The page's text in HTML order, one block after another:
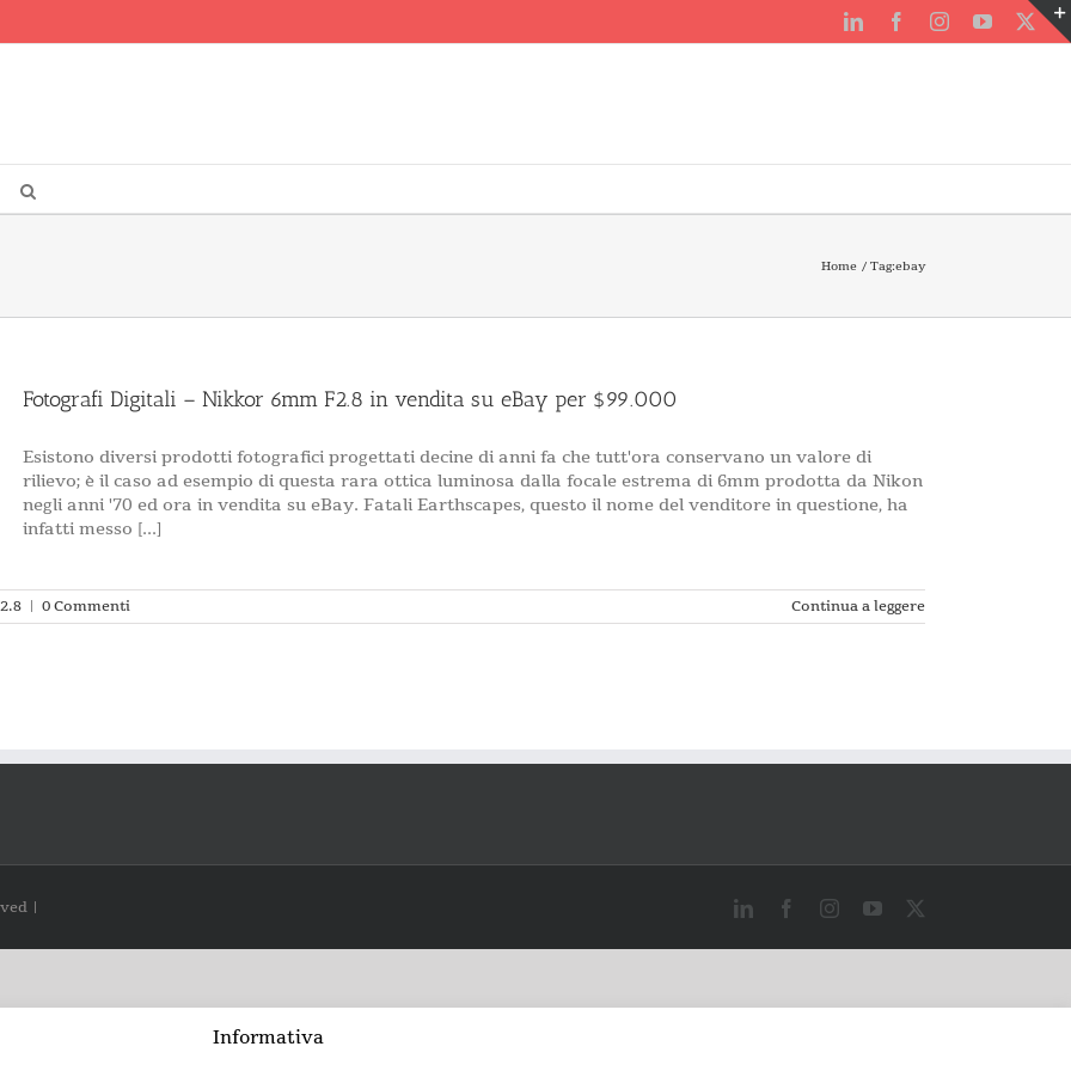
LinkedInFacebookInstagramYouTube
X
Home Tag:ebay
Fotografi Digitali – Nikkor 6mm F2.8 in vendita su eBay per $99.000
Esistono diversi prodotti fotografici progettati decine di anni fa che tutt'ora conservano un valore di
rilievo; è il caso ad esempio di questa rara ottica luminosa dalla focale estrema di 6mm prodotta da Nikon
negli anni '70 ed ora in vendita su eBay. Fatali Earthscapes, questo il nome del venditore in questione, ha
infatti messo [...]
| 0 Commenti Continua a leggere
| LinkedInFacebookInstagramYouTube
Informativa